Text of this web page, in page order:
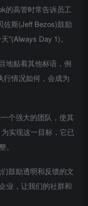
的高管时常告诉员工
佐斯(Jeff Bezos)鼓励
”(Always Day 1)。
地贴着其他标语，例
行情况如何，会成为
个强大的团队，使其
实现这一目标，它已
鼓励透明和反馈的文
业，让我们的社群和